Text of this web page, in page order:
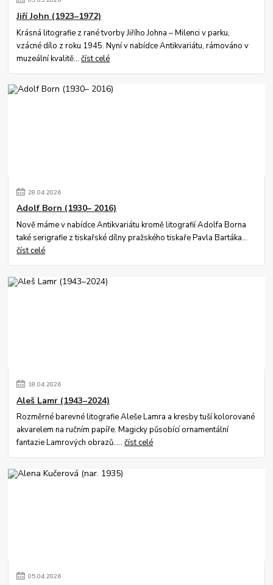
Jiří John (1923–1972)
Krásná litografie z rané tvorby Jiřího Johna – Milenci v parku,
vzácné dílo z roku 1945. Nyní v nabídce Antikvariátu, rámováno v
muzeální kvalitě...číst celé
28.04.2026
Adolf Born (1930– 2016)
Nově máme v nabídce Antikvariátu kromě litografií Adolfa Borna
také serigrafie z tiskařské dílny pražského tiskaře Pavla Bartáka...
číst celé
18.04.2026
Aleš Lamr (1943–2024)
Rozměrné barevné litografie Aleše Lamra a kresby tuší kolorované
akvarelem na ručním papíře. Magicky působící ornamentální
fantazie Lamrových obrazů.....číst celé
05.04.2026